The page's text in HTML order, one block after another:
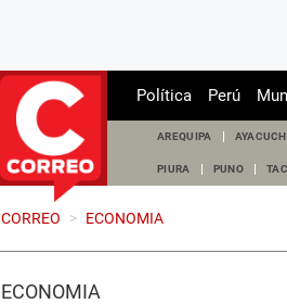
Política Perú
AREQUIPA
PIURA PUNO
CORREO > ECONOMIA
ECONOMÍA